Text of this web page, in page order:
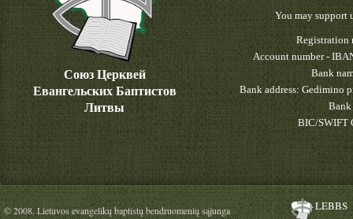
Союз Церквей
Евангельских Баптистов
Литвы
You may support
Registration
Account number -
Bank
Bank address: Gedimino
Bank
BIC/SWIFT
© 2008. Lietuvos evangelikų baptistų bendruomenių sąjunga LEBBS